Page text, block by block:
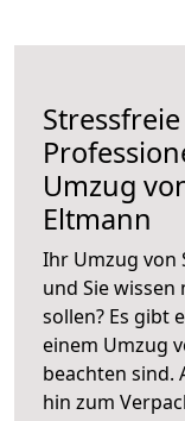
Umzug
Eltmann
Ihr Umzug von
und Sie wissen
sollen? Es gibt
einem Umzug
beachten sind.
hin zum